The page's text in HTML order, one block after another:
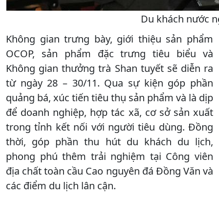
Du khách nước
Không gian trưng bày, giới thiệu sản phẩm
OCOP, sản phẩm đặc trưng tiêu biểu và
Không gian thưởng trà Shan tuyết sẽ diễn ra
từ ngày 28 – 30/11. Qua sự kiện góp phần
quảng bá, xúc tiến tiêu thụ sản phẩm và là dịp
để doanh nghiệp, hợp tác xã, cơ sở sản xuất
trong tỉnh kết nối với người tiêu dùng. Đồng
thời, góp phần thu hút du khách du lịch,
phong phú thêm trải nghiệm tại Công viên
địa chất toàn cầu Cao nguyên đá Đồng Văn và
các điểm du lịch lân cận.